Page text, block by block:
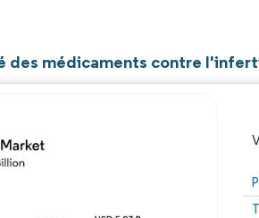
des médicaments contre